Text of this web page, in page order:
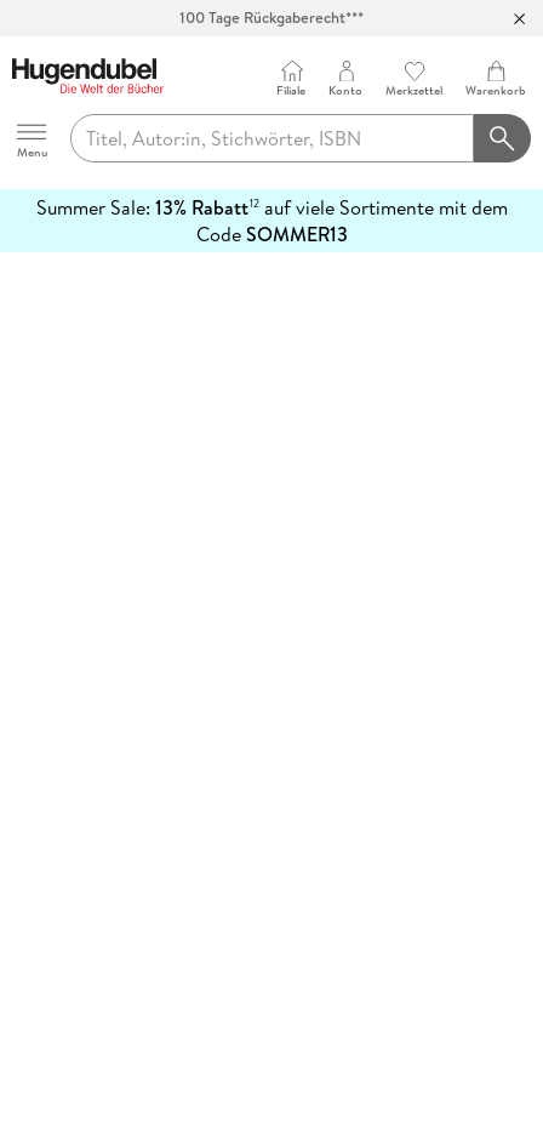
100 Tage Rückgaberecht***
Hugendubel
Menu
Filiale Konto Merkzettel Warenkorb
Summer Sale: 13% Rabatt12auf viele Sortimente mit dem
CodeSOMMER13
erfahren